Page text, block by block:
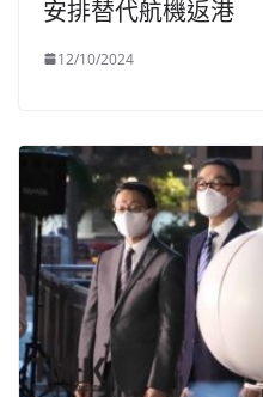
安排替代航機返港
12/10/2024